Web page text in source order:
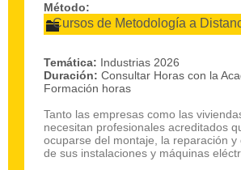
Método:
Cursos de Metodología a
Temática: Industrias 2026
Duración: Consultar Horas con la
Formación horas
Tanto las empresas como las
necesitan profesionales acreditados
ocuparse del montaje, la reparación y
de sus instalaciones y máquinas